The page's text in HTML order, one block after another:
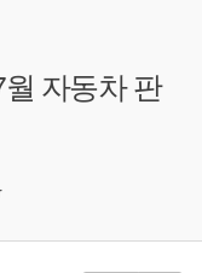
자동차 판